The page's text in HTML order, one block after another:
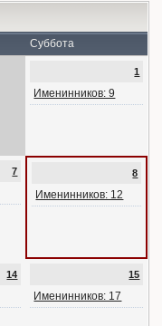
Суббота
1
Именинников: 9
7 8
Именинников: 12
14 15
Именинников: 17